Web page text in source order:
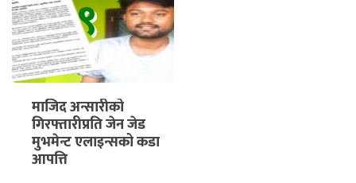
९
माजिद अन्सारीको
गिरफ्तारीप्रति जेन जेड
मुभमेन्ट एलाइन्सको कडा
आपत्ति